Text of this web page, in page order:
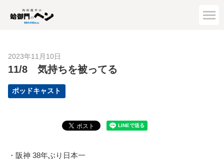
2023年11月10日
11/8 気持ちを被ってる
ポッドキャスト
・阪神 38年ぶり日本一